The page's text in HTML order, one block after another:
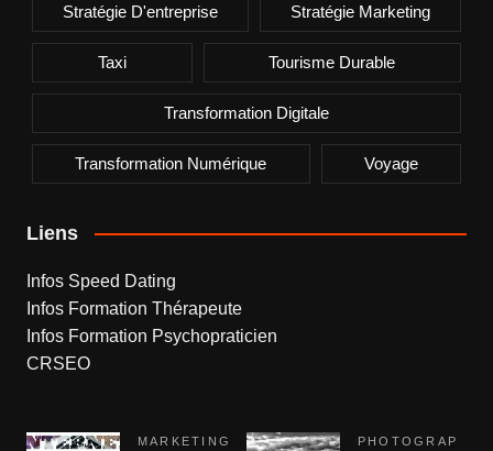
Stratégie D'entreprise Stratégie Marketing
Taxi Tourisme Durable
Transformation Digitale
Transformation Numérique Voyage
Liens
Infos Speed Dating
Infos Formation Thérapeute
Infos Formation Psychopraticien
CRSEO
MARKETING
PHOTOGRAP